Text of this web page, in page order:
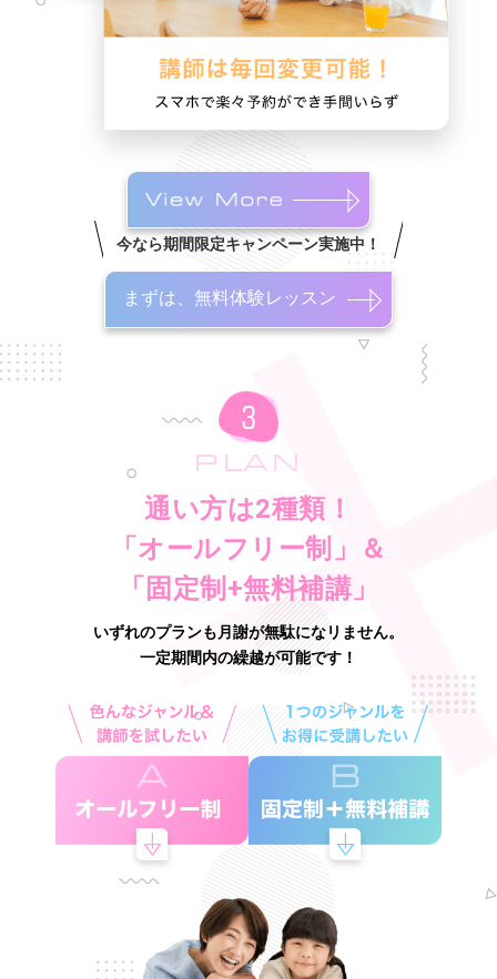
今なら期間限定キャンペーン実施中！
まずは、無料体験レッスン
PLAN
通い方は2種類！
「オールフリー制」＆
「固定制+無料補講」
いずれのプランも月謝が無駄になリません。
一定期間内の繰越が可能です！